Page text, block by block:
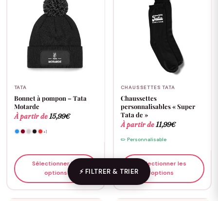
TATA
Bonnet à pompon – Tata
Motarde
À partir de15,99€
+1
Sélectionner les
options
CHAUSSETTES TATA
Chaussettes
personnalisables « Super
Tata de »
À partir de11,99€
✏️ Personnalisable
Sélectionner les
options
⚡ FILTRER & TRIER